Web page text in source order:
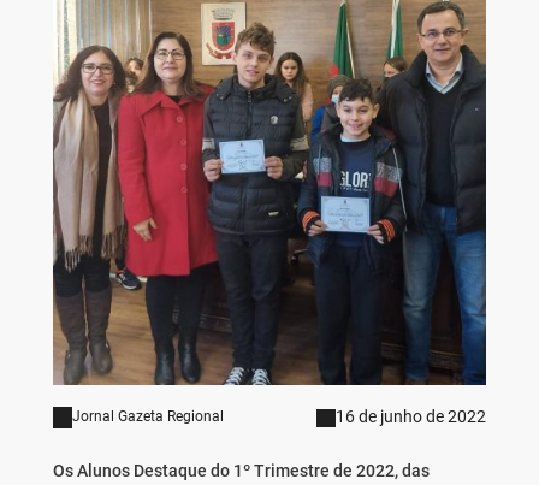
Jornal Gazeta Regional 16 de junho de 2022
Os Alunos Destaque do 1º Trimestre de 2022, das